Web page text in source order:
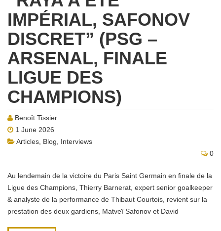
IMPÉRIAL, SAFONOV
DISCRET” (PSG –
ARSENAL, FINALE
LIGUE DES
CHAMPIONS)
Benoît Tissier
1 June 2026
Articles Blog
Interviews
0
Au lendemain de la victoire du Paris Saint Germain en finale de la
Ligue des Champions, Thierry Barnerat, expert senior goalkeeper
& analyste de la performance de Thibaut Courtois, revient sur la
prestation des deux gardiens, Matveï Safonov et David